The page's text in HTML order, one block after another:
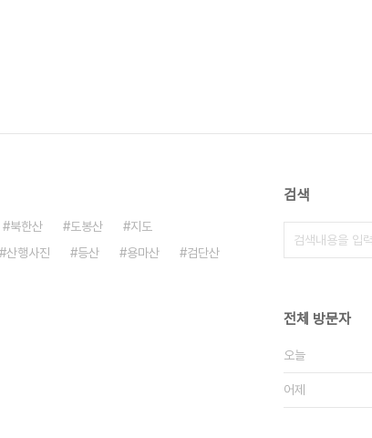
북한산 도봉산
지도
산행사진 등산 용마산
검단산
검색
전체 방문자
오늘
어제